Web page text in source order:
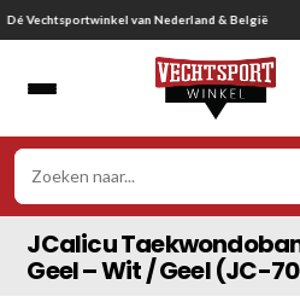
Ga
naar
Gratis verzending
JCalicu
Geel – Wit / Geel (JC-